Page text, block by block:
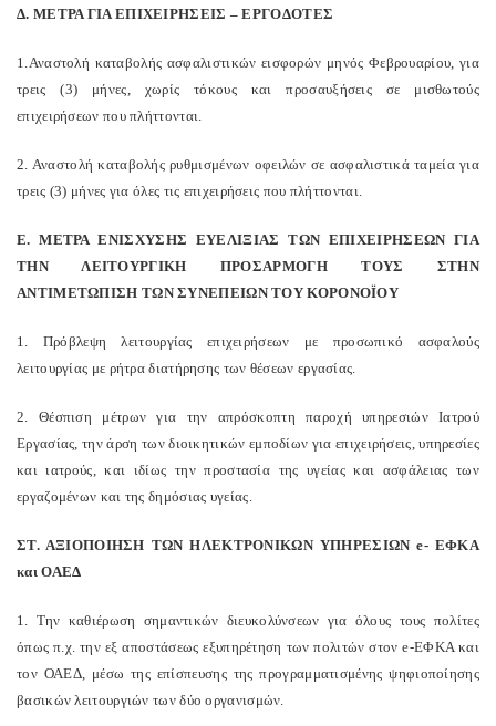
Δ. ΜΕΤΡΑ ΓΙΑ ΕΠΙΧΕΙΡΗΣΕΙΣ – ΕΡΓΟΔΟΤΕΣ
1.Αναστολή καταβολής ασφαλιστικών εισφορών μηνός Φεβρουαρίου, για
τρεις (3) μήνες, χωρίς τόκους και προσαυξήσεις σε μισθωτούς
επιχειρήσεων που πλήττονται.
2. Αναστολή καταβολής ρυθμισμένων οφειλών σε ασφαλιστικά ταμεία για
τρεις (3) μήνες για όλες τις επιχειρήσεις που πλήττονται.
Ε. ΜΕΤΡΑ ΕΝΙΣΧΥΣΗΣ ΕΥΕΛΙΞΙΑΣ ΤΩΝ ΕΠΙΧΕΙΡΗΣΕΩΝ ΓΙΑ
ΤΗΝ ΛΕΙΤΟΥΡΓΙΚΗ ΠΡΟΣΑΡΜΟΓΗ ΤΟΥΣ ΣΤΗΝ
ΑΝΤΙΜΕΤΩΠΙΣΗ ΤΩΝ ΣΥΝΕΠΕΙΩΝ ΤΟΥ ΚΟΡΟΝΟΪΟΥ
1. Πρόβλεψη λειτουργίας επιχειρήσεων με προσωπικό ασφαλούς
λειτουργίας με ρήτρα διατήρησης των θέσεων εργασίας.
2. Θέσπιση μέτρων για την απρόσκοπτη παροχή υπηρεσιών Ιατρού
Εργασίας, την άρση των διοικητικών εμποδίων για επιχειρήσεις, υπηρεσίες
και ιατρούς, και ιδίως την προστασία της υγείας και ασφάλειας των
εργαζομένων και της δημόσιας υγείας.
ΣΤ. ΑΞΙΟΠΟΙΗΣΗ ΤΩΝ ΗΛΕΚΤΡΟΝΙΚΩΝ ΥΠΗΡΕΣΙΩΝ e- ΕΦΚΑ
και ΟΑΕΔ
1. Την καθιέρωση σημαντικών διευκολύνσεων για όλους τους πολίτες
όπως π.χ. την εξ αποστάσεως εξυπηρέτηση των πολιτών στον e-ΕΦΚΑ και
τον ΟΑΕΔ, μέσω της επίσπευσης της προγραμματισμένης ψηφιοποίησης
βασικών λειτουργιών των δύο οργανισμών.